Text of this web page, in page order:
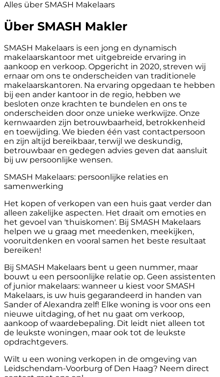
Alles über SMASH Makelaars
Über SMASH Makler
SMASH Makelaars is een jong en dynamisch
makelaarskantoor met uitgebreide ervaring in
aankoop en verkoop. Opgericht in 2020, streven wij
ernaar om ons te onderscheiden van traditionele
makelaarskantoren. Na ervaring opgedaan te hebben
bij een ander kantoor in de regio, hebben we
besloten onze krachten te bundelen en ons te
onderscheiden door onze unieke werkwijze. Onze
kernwaarden zijn betrouwbaarheid, betrokkenheid
en toewijding. We bieden één vast contactpersoon
en zijn altijd bereikbaar, terwijl we deskundig,
betrouwbaar en gedegen advies geven dat aansluit
bij uw persoonlijke wensen.
SMASH Makelaars: persoonlijke relaties en
samenwerking
Het kopen of verkopen van een huis gaat verder dan
alleen zakelijke aspecten. Het draait om emoties en
het gevoel van 'thuiskomen'. Bij SMASH Makelaars
helpen we u graag met meedenken, meekijken,
vooruitdenken en vooral samen het beste resultaat
bereiken!
Bij SMASH Makelaars bent u geen nummer, maar
bouwt u een persoonlijke relatie op. Geen assistenten
of junior makelaars: wanneer u kiest voor SMASH
Makelaars, is uw huis gegarandeerd in handen van
Sander of Alexandra zelf! Elke woning is voor ons een
nieuwe uitdaging, of het nu gaat om verkoop,
aankoop of waardebepaling. Dit leidt niet alleen tot
de leukste woningen, maar ook tot de leukste
opdrachtgevers.
Wilt u een woning verkopen in de omgeving van
Leidschendam-Voorburg of Den Haag? Neem direct